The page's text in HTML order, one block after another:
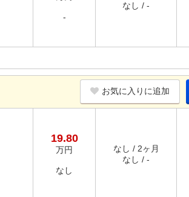
-
なし / -
お気に入りに追加
19.80
万円
なし
なし / 2ヶ月
なし / -